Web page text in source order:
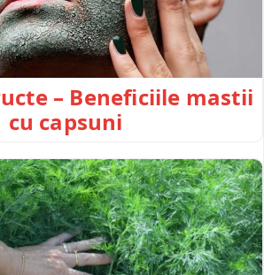
– Beneficiile mastii
cu capsuni